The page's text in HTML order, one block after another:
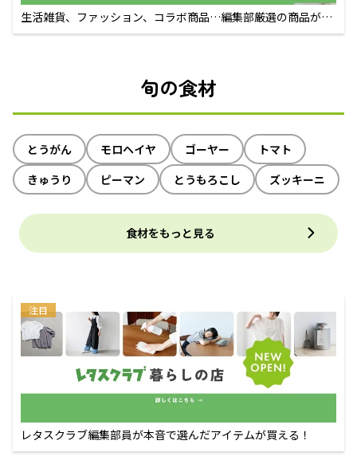
生活雑貨、ファッション、コラボ商品…編集部厳選の商品が買
えるECサイト
旬の食材
とうがん モロヘイヤ ゴーヤー
トマト
きゅうり
ピーマン とうもろこし ズッキーニ
食材をもっと見る
注目
レタスクラブ編集部員が本音で選んだアイテムが買える！